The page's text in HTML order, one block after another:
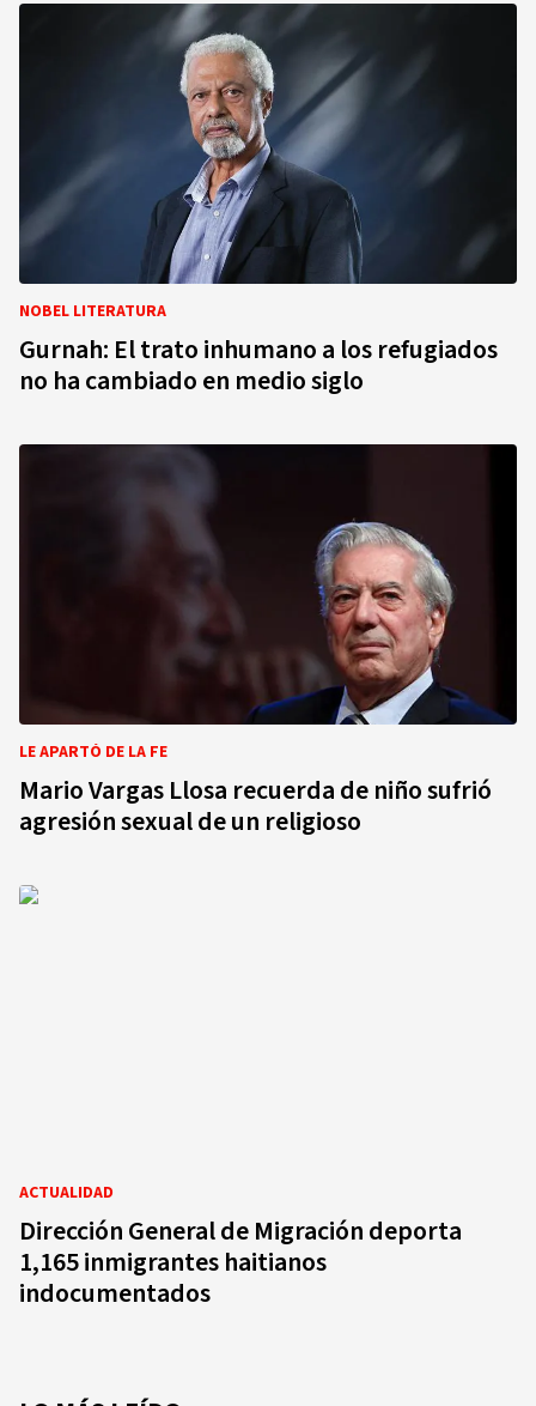
NOBEL LITERATURA
Gurnah: El trato inhumano a los refugiados
no ha cambiado en medio siglo
LE APARTÓ DE LA FE
Mario Vargas Llosa recuerda de niño sufrió
agresión sexual de un religioso
ACTUALIDAD
Dirección General de Migración deporta
1,165 inmigrantes haitianos
indocumentados